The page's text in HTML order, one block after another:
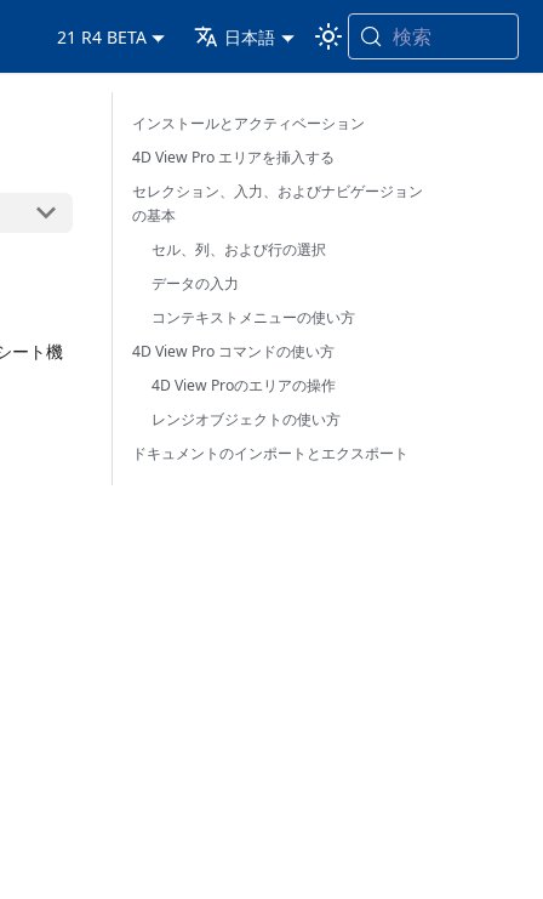
21 R4 BETA 日本語 検索
ート機
インストールとアクティベーション
4D View Pro エリアを挿入する
セレクション、入力、およびナビゲージョン
の基本
セル、列、および行の選択
データの入力
コンテキストメニューの使い方
4D View Pro コマンドの使い方
4D View Proのエリアの操作
レンジオブジェクトの使い方
ドキュメントのインポートとエクスポート